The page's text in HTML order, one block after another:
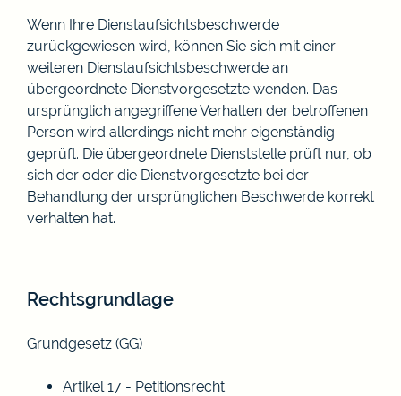
Wenn Ihre Dienstaufsichtsbeschwerde
zurückgewiesen wird, können Sie sich mit einer
weiteren Dienstaufsichtsbeschwerde an
übergeordnete Dienstvorgesetzte wenden. Das
ursprünglich angegriffene Verhalten der betroffenen
Person wird allerdings nicht mehr eigenständig
geprüft. Die übergeordnete Dienststelle prüft nur, ob
sich der oder die Dienstvorgesetzte bei der
Behandlung der ursprünglichen Beschwerde korrekt
verhalten hat.
Rechtsgrundlage
Grundgesetz (GG)
Artikel 17 - Petitionsrecht